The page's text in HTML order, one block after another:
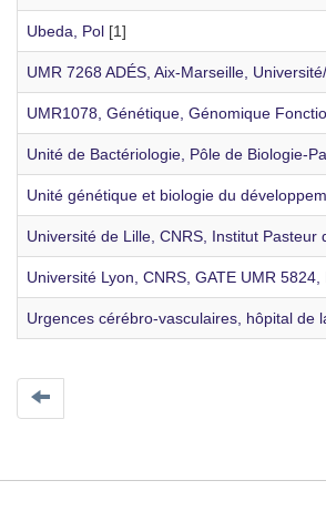
Ubeda, Pol [1]
UMR 7268 ADÉS, Aix-Marseille,
UMR1078, Génétique, Génomique
Unité de Bactériologie, Pôle de Biologie-
Unité génétique et biologie du
Université de Lille, CNRS, Institut
Université Lyon, CNRS, GATE UMR 5824,
Urgences cérébro-vasculaires, hôpital de